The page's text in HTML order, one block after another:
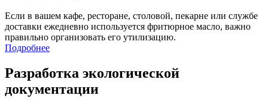
Если в вашем кафе, ресторане, столовой, пекарне или службе
доставки ежедневно используется фритюрное масло, важно
правильно организовать его утилизацию.
Подробнее
Разработка экологической
документации